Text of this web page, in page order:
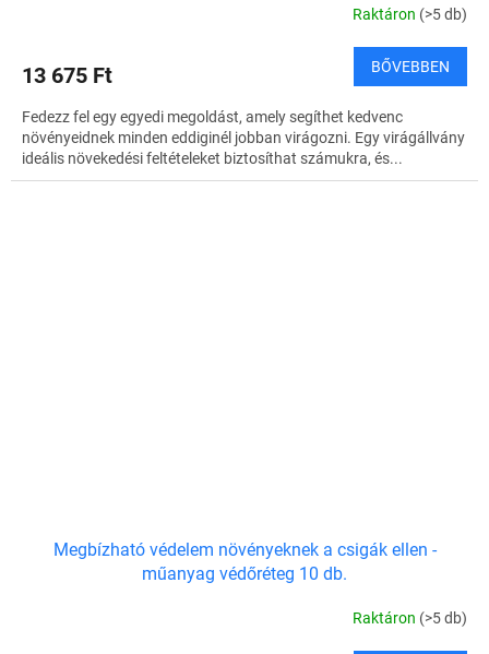
Raktáron (>5 db)
13 675 Ft BŐVEBBEN
Fedezz fel egy egyedi megoldást, amely segíthet kedvenc
növényeidnek minden eddiginél jobban virágozni. Egy virágállvány
ideális növekedési feltételeket biztosíthat számukra, és...
Megbízható védelem növényeknek a csigák ellen -
műanyag védőréteg 10 db.
Raktáron (>5 db)